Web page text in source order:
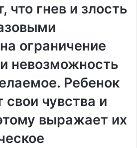
что гнев и злость
ограничение
невозможность
Ребенок
свои чувства и
выражает их